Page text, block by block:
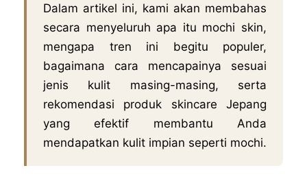
Dalam artikel ini, kami akan membahas
secara menyeluruh apa itu mochi skin,
mengapa tren ini begitu populer,
bagaimana cara mencapainya sesuai
jenis kulit masing-masing, serta
rekomendasi produk skincare Jepang
yang efektif membantu Anda
mendapatkan kulit impian seperti mochi.